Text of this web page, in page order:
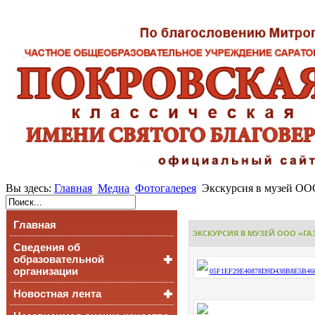
Вы здесь: Главная Медиа Фотогалерея Экскурсия в музей
Главная
Сведения об
образовательной
организации
Основные сведения
Структура и органы
Новостная лента
ЭКСКУРСИЯ В МУЗЕЙ ООО